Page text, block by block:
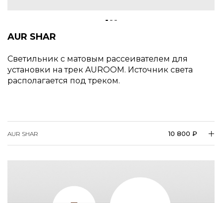
установки на трек AUROOM. Источник света
располагается под треком.
AUR SHAR 10 800 ₽